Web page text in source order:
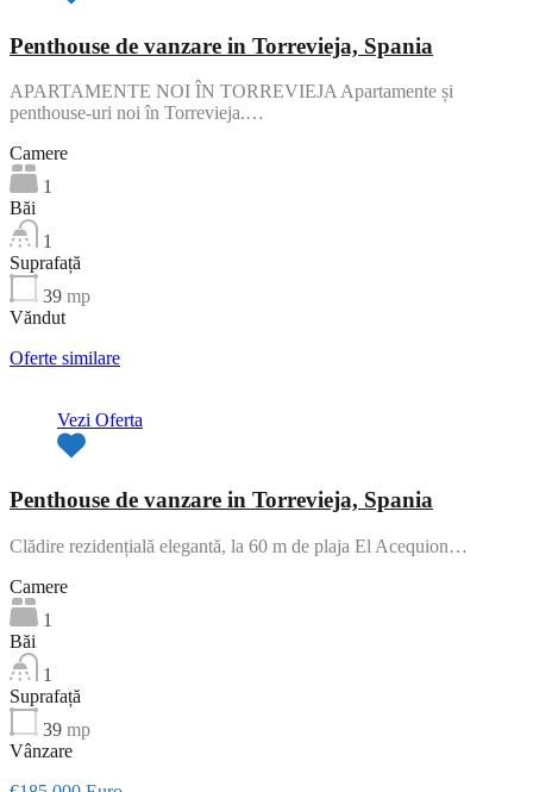
Penthouse de vanzare in Torrevieja, Spania
APARTAMENTE NOI ÎN TORREVIEJA Apartamente și
penthouse-uri noi în Torrevieja.…
Camere
1
Băi
1
Suprafață
39 mp
Văndut
Oferte similare
Vezi Oferta
Penthouse de vanzare in Torrevieja, Spania
Clădire rezidențială elegantă, la 60 m de plaja El Acequion…
Camere
1
Băi
1
Suprafață
39 mp
Vânzare